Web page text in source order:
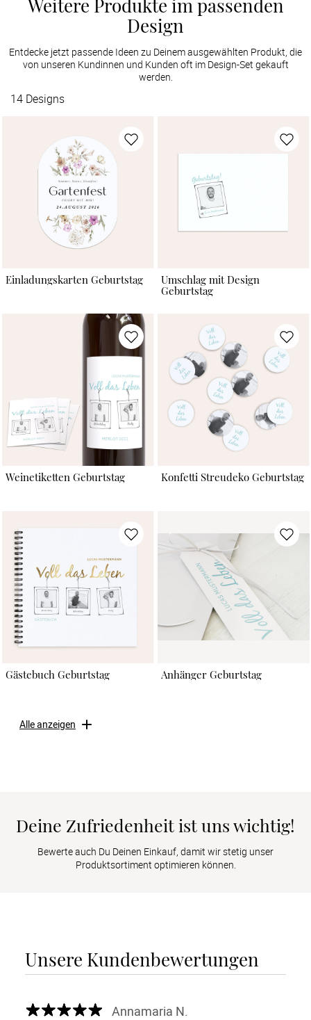
Weitere Produkte im passenden
Design
Entdecke jetzt passende Ideen zu Deinem ausgewählten Produkt, die
von unseren Kundinnen und Kunden oft im Design-Set gekauft
werden.
14 Designs
Einladungskarten Geburtstag
Umschlag mit Design
Geburtstag
Weinetiketten Geburtstag Konfetti Streudeko Geburtstag
Gästebuch Geburtstag Anhänger Geburtstag
Alle anzeigen
Deine Zufriedenheit ist uns wichtig!
Bewerte auch Du Deinen Einkauf, damit wir stetig unser
Produktsortiment optimieren können.
Unsere Kundenbewertungen
Annamaria N.